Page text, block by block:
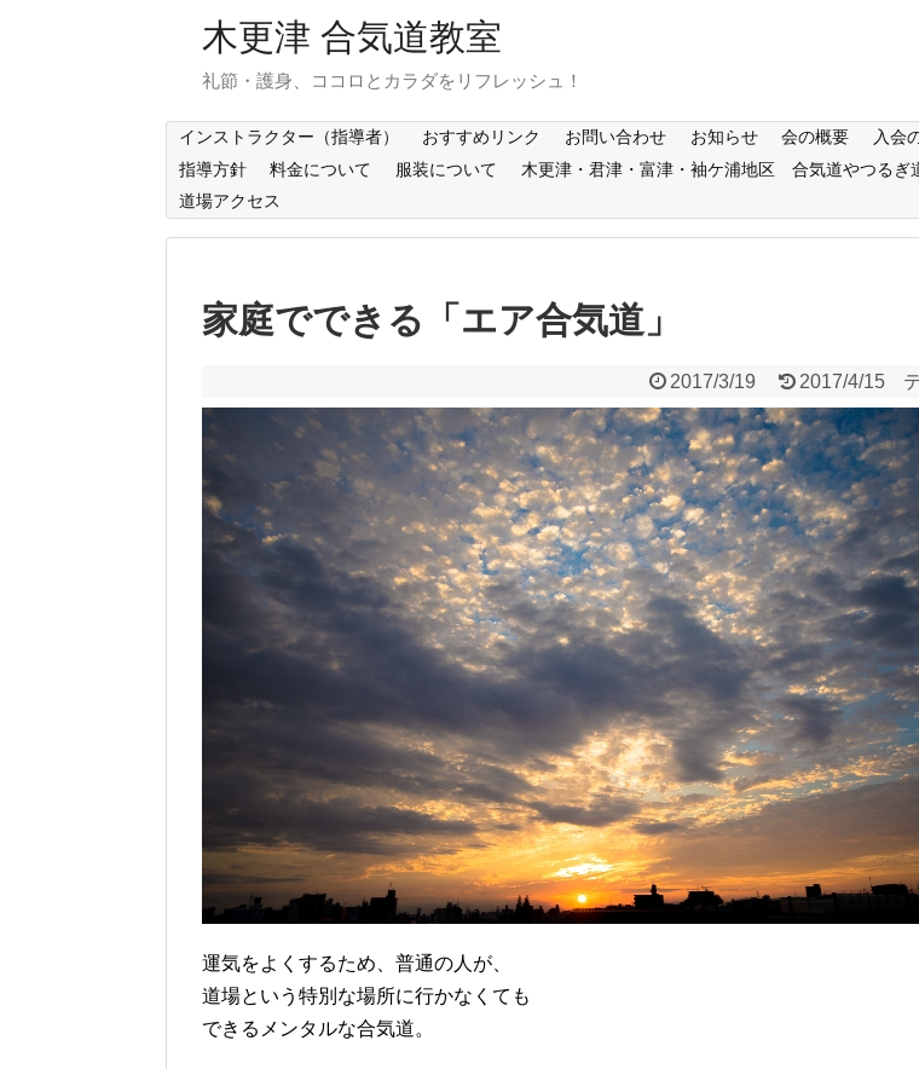
木更津 合気道教室
礼節・護身、ココロとカラダをリフレッシュ！
インストラクター（指導者） おすすめリンク お問い合わせ お知らせ 会の概要 入会
指導方針
料金について 服装について 木更津・君津・富津・袖ケ浦地区 合気道やつるぎ
道場アクセス
家庭でできる「エア合気道」
2017/3/19 2017/4/15
運気をよくするため、普通の人が、
道場という特別な場所に行かなくても
できるメンタルな合気道。